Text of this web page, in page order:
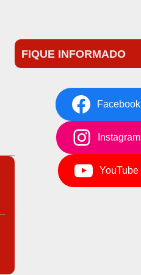
FIQUE INFORMADO
Facebook
Instagram
YouTube